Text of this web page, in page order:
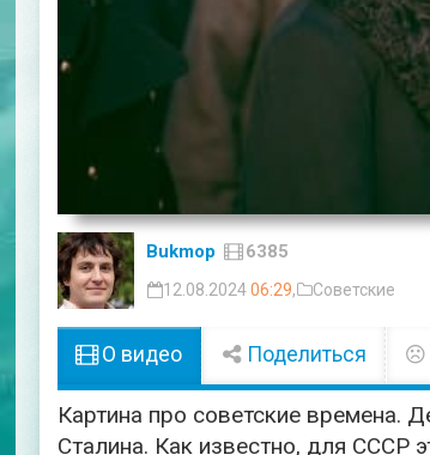
Bukmop 6385
12.08.2024 06:29, Советские
О видео Поделиться
Картина про советские времена.
Сталина. Как известно, для